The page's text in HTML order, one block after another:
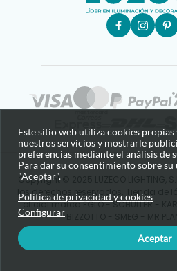
Copyright © 2025 LUZECO LIGHTING,
los derechos reservados. Tienda de
oficial marca EGLO - SCHULLER -
Este sitio web utiliza cookies
nuestros servicios y mostrarle
preferencias mediante el análisis de
Para dar su consentimiento sobre su
"Aceptar".
Política de privacidad y cookies
Configurar
Aceptar